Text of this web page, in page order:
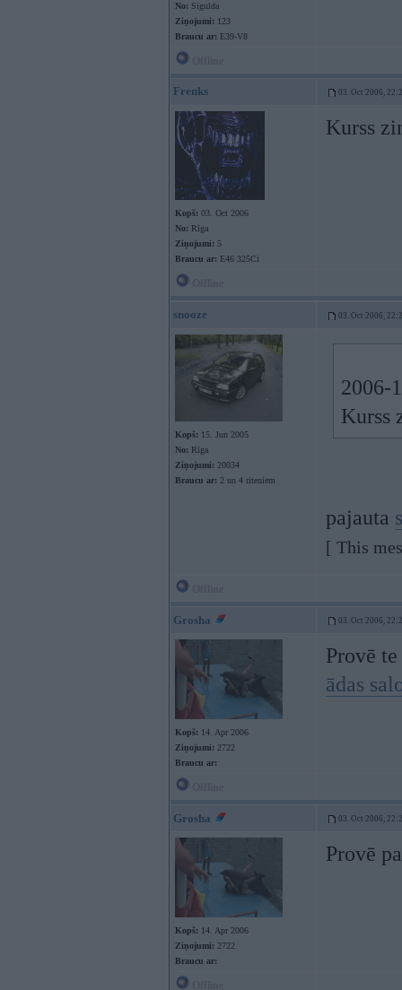
No: Sigulda
Ziņojumi: 123
Braucu ar: E39-V8
Frenks 03. Oct 2006,
Kopš: 03. Oct 2006
No: Rīga
Ziņojumi: 5
Braucu ar: E46 325Ci
Kurss
snooze 03. Oct 2006,
Kopš: 15. Jun 2005
No: Rīga
Ziņojumi: 20034
Braucu ar: 2 un 4 riteniem
2006-
Kurss
pajauta
[ This
Grosha 03. Oct 2006,
Kopš: 14. Apr 2006
Ziņojumi: 2722
Braucu ar:
Provē te
ādas
Grosha 03. Oct 2006,
Kopš: 14. Apr 2006
Ziņojumi: 2722
Braucu ar:
Provē